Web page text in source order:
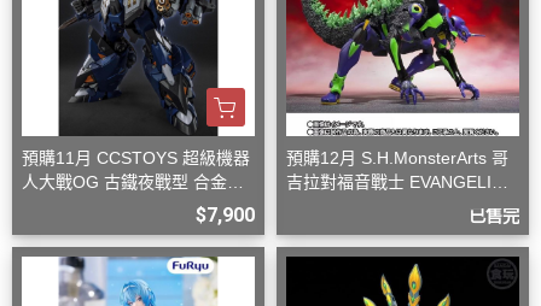
預購11月 CCSTOYS 超級機器
人大戰OG 古鐵夜戰型 合金可
$7,900
預購12月 S.H.MonsterArts 哥
吉拉對福音戰士 EVANGELION
已售完